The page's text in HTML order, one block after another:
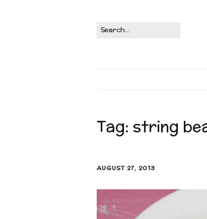
Tag: string
AUGUST 27, 2013